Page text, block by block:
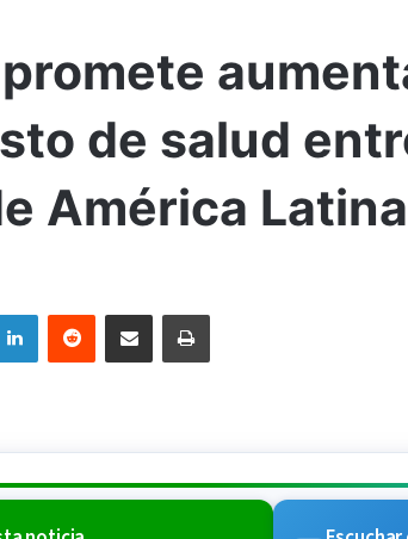
de salud
América Latina
LinkedInReddit Compartir via Email Imprimi